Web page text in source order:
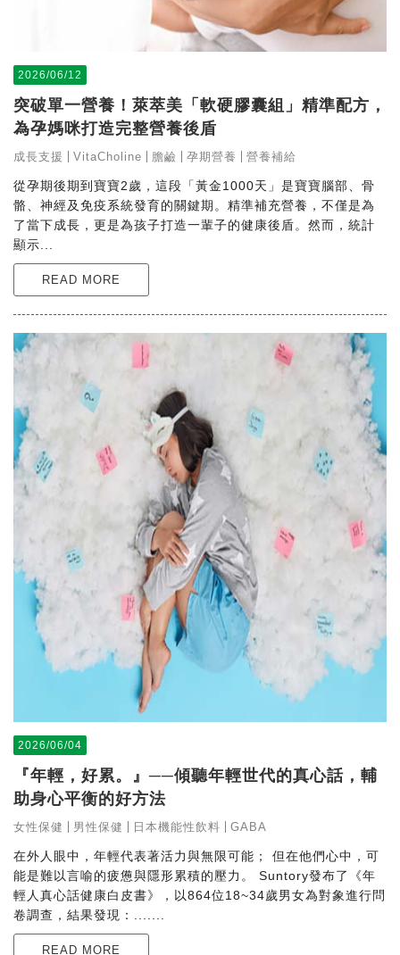
2026/06/12
突破單一營養！萊萃美「軟硬膠囊組」精準配方，
為孕媽咪打造完整營養後盾
成長支援 VitaCholine 膽鹼 孕期營養 營養補給
從孕期後期到寶寶2歲，這段「黃金1000天」是寶寶腦部、骨
骼、神經及免疫系統發育的關鍵期。精準補充營養，不僅是為
了當下成長，更是為孩子打造一輩子的健康後盾。然而，統計
顯示...
READ MORE
2026/06/04
『年輕，好累。』──傾聽年輕世代的真心話，輔
助身心平衡的好方法
女性保健 男性保健 日本機能性飲料 GABA
在外人眼中，年輕代表著活力與無限可能； 但在他們心中，可
能是難以言喻的疲憊與隱形累積的壓力。 Suntory發布了《年
輕人真心話健康白皮書》，以864位18~34歲男女為對象進行問
卷調查，結果發現：.......
READ MORE